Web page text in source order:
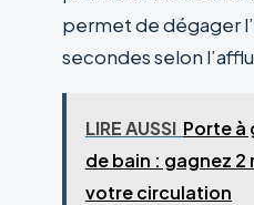
permet de dégager
secondes selon
LIRE AUSSI Porte à
de bain : gagnez 2
votre circulation